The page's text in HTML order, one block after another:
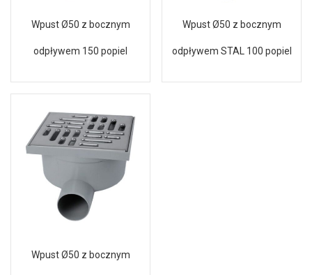
Wpust Ø50 z bocznym
odpływem 150 popiel
Wpust Ø50 z bocznym
odpływem STAL 100 popiel
Wpust Ø50 z bocznym